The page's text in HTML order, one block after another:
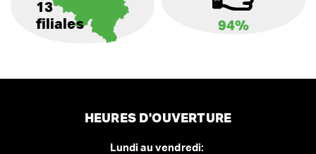
13
filiales
94%
HEURES D'OUVERTURE
Lundi au vendredi: